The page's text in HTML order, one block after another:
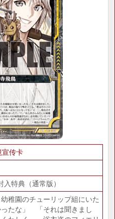
宣传卡
特典（通常版）
稚園のチューリップ組にいた
ったな」 「それは聞きまし